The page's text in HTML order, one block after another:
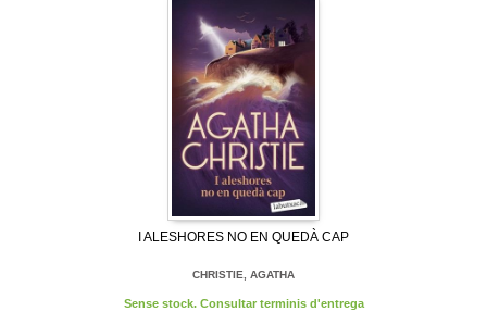
I ALESHORES NO EN QUEDÀ CAP
CHRISTIE, AGATHA
Sense stock. Consultar terminis d'entrega